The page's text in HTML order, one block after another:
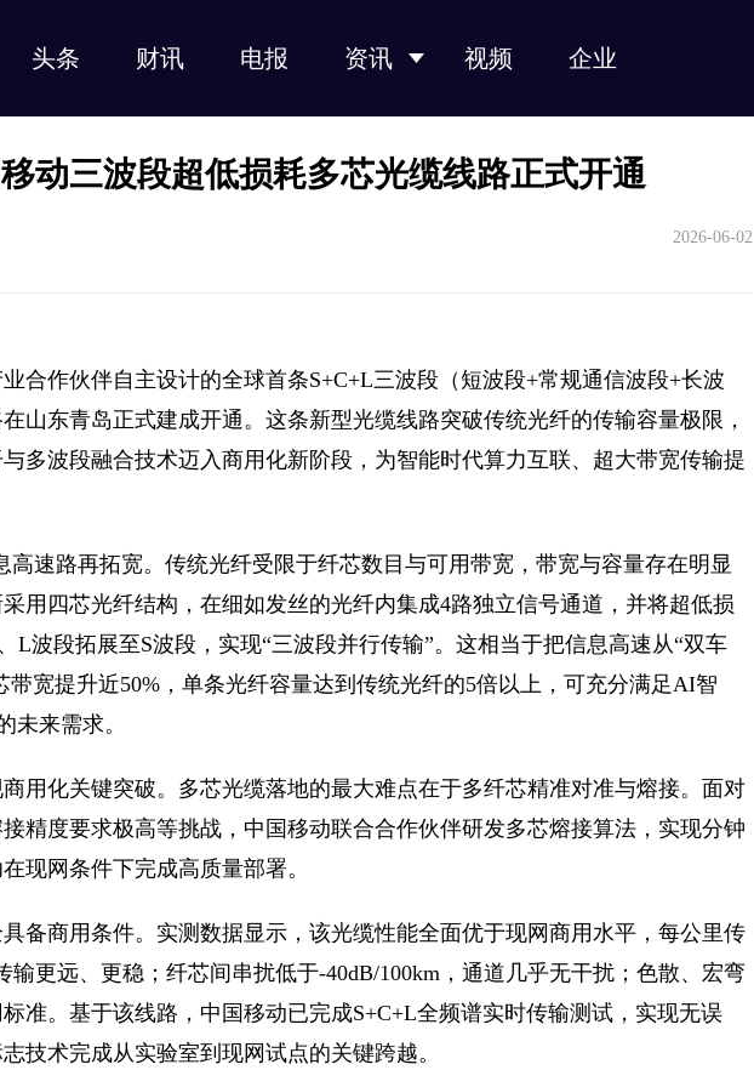
头条 财讯 电报 资讯 视频 企业
动三波段超低损耗多芯光缆线路正式开通
2026-06-02
合作伙伴自主设计的全球首条S+C+L三波段（短波段+常规通信波段+长波
山东青岛正式建成开通。这条新型光缆线路突破传统光纤的传输容量极限，
多波段融合技术迈入商用化新阶段，为智能时代算力互联、超大带宽传输提
高速路再拓宽。传统光纤受限于纤芯数目与可用带宽，带宽与容量存在明显
用四芯光纤结构，在细如发丝的光纤内集成4路独立信号通道，并将超低损
L波段拓展至S波段，实现“三波段并行传输”。这相当于把信息高速从“双车
带宽提升近50%，单条光纤容量达到传统光纤的5倍以上，可充分满足AI智
未来需求。
用化关键突破。多芯光缆落地的最大难点在于多纤芯精准对准与熔接。面对
精度要求极高等挑战，中国移动联合合作伙伴研发多芯熔接算法，实现分钟
现网条件下完成高质量部署。
备商用条件。实测数据显示，该光缆性能全面优于现网商用水平，每公里传
输更远、更稳；纤芯间串扰低于-40dB/100km，通道几乎无干扰；色散、宏弯
准。基于该线路，中国移动已完成S+C+L全频谱实时传输测试，实现无误
技术完成从实验室到现网试点的关键跨越。